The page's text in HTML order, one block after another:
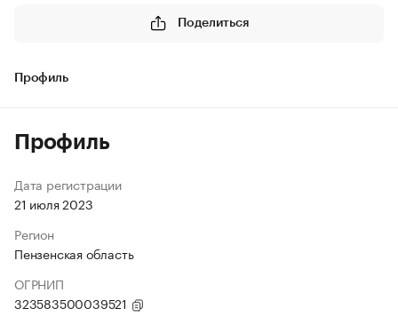
Поделиться
Профиль
Профиль
Дата регистрации
21 июля 2023
Регион
Пензенская область
ОГРНИП
323583500039521